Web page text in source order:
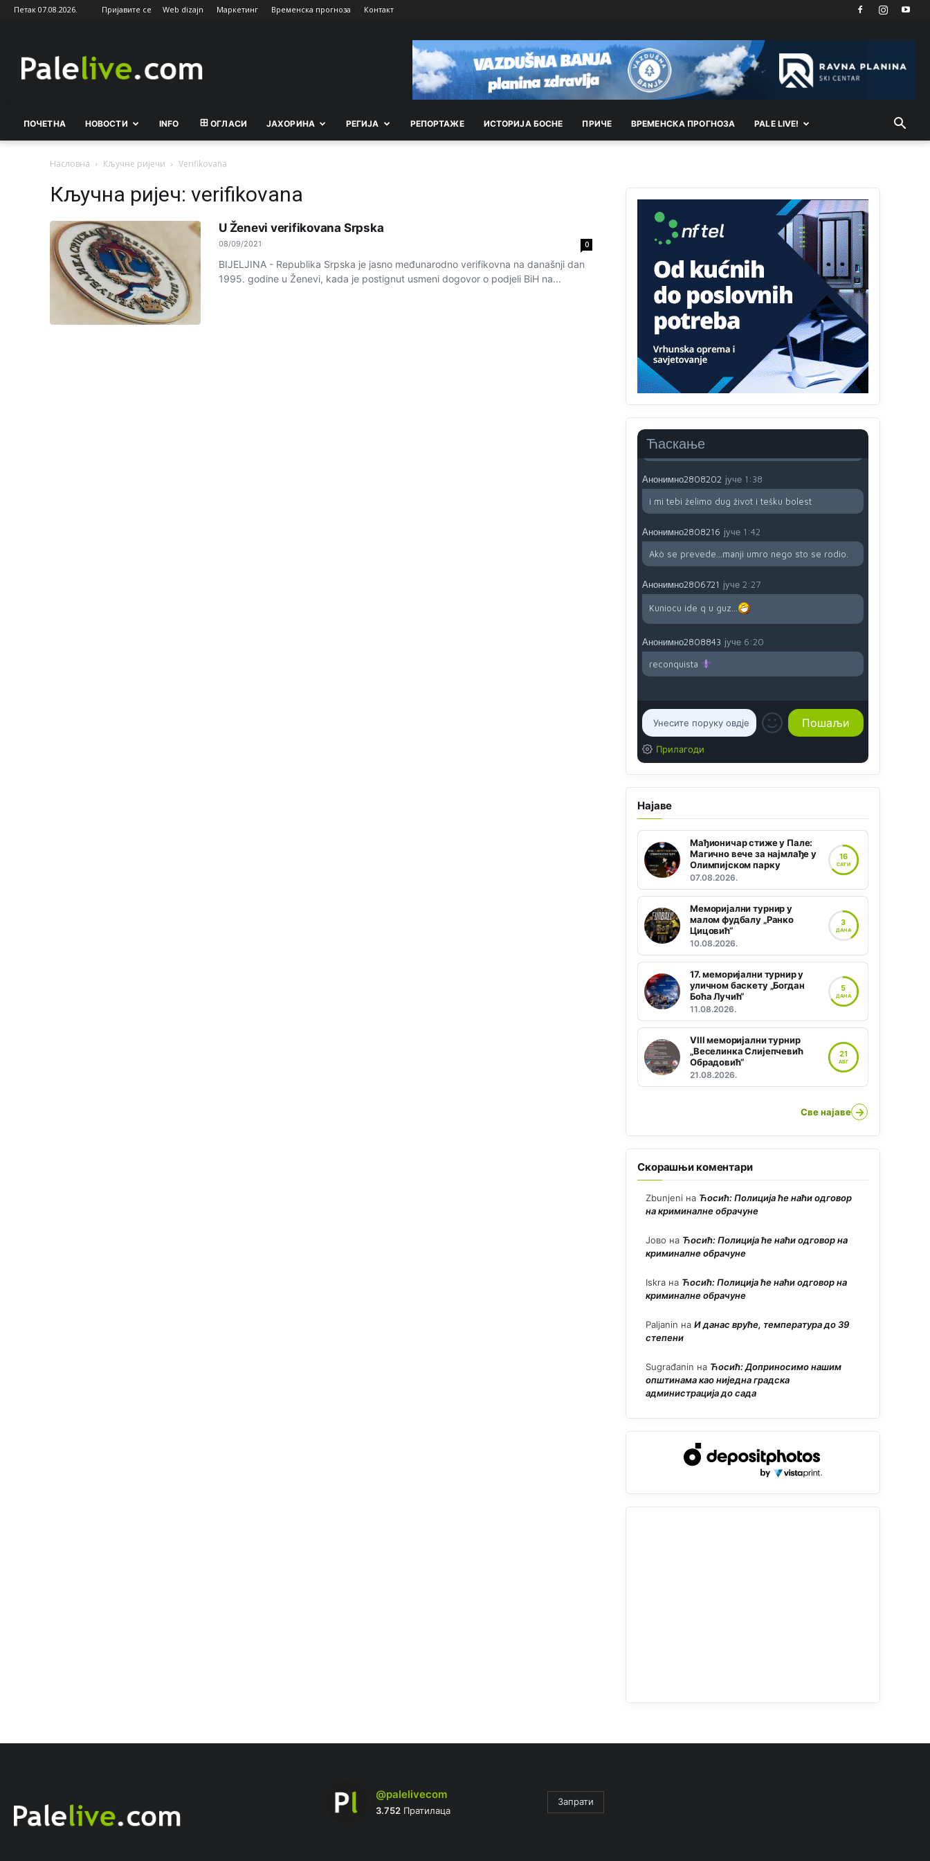
Петак 07.08.2026. Пријавите се Web dizajn Маркетинг Временска прогноза Контакт
ПОЧЕТНА НОВОСТИ INFO ОГЛАСИ ЈАХОРИНА РEГИЈА РEПОРТАЖE ИСТОРИЈА БОСНЕ ПРИЧЕ ВРEМEНСКА ПРОГНОЗА PALE LIVE!
Насловна Кључне ријечи Verifikovana
Кључна ријеч: verifikovana
U Ženevi verifikovana Srpska
08/09/2021 0
BIJELJINA - Republika Srpska je jasno međunarodno verifikovna na današnji dan
1995. godine u Ženevi, kada je postignut usmeni dogovor o podjeli BiH na...
Ћаскање
šalju poštom a da ne dolaze? Kurko
Анонимно2807791 јуче 11:39
БиХ није гласала да је тзв.Косово држава.
Анонимно2807895 јуче 12:16
Drzi pod kontrolom tri stvari jezik,karakter i
ponasanje...Uzivotu brani tri stvari:cast,prijatelja i
zivota iskljuci tri stvari uvredu,neznanje
zavist.Sve dok si ziv gaji tri stvari
dobrotu,pamet i prijateljstvo!!
Анонимно2806721 јуче 12:39
791 BiH nije priznala Kosovo kao nezavisnu
državu jer genocidna tvorevina pravi smetnju a
recimo Srbija je davno
priznala.Na svakom
proizvodu iz Srbije stoji -uvoznik za Kosovo
Анонимно2806721 јуче 12:45
Sve i da se nekim čudom vojska Srbije "vrati" na
koga da brani? A imamo vojsku Kosova kojoj
želimo svako dobro i da se što bolje opreme
Анонимно2808202 јуче 1:38
i mi tebi želimo dug život i tešku bolest
Анонимно2808216 јуче 1:42
Akò se prevede...manji umro nego sto se rodio.
Анонимно2806721 јуче 2:27
Kuniocu ide q u guz...
Анонимно2808843 јуче 6:20
reconquista
Прилагоди
Најаве
Мађионичар стиже у Пале:
Магично вече за најмлађе у
Олимпијском парку
07.08.2026.
16
САТИ
Меморијални турнир у
малом фудбалу „Ранко
Цицовић“
10.08.2026.
3
ДАНА
17. меморијални турнир у
уличном баскету „Богдан
Боћа Лучић“
11.08.2026.
5
ДАНА
VIII меморијални турнир
„Веселинка Слијепчевић
Обрадовић“
21.08.2026.
21
АВГ
Све најаве →
Скорашњи коментари
Zbunjeni на Ћосић: Полиција ће наћи одговор
на криминалне обрачуне
Јово на Ћосић: Полиција ће наћи одговор на
криминалне обрачуне
Iskra на Ћосић: Полиција ће наћи одговор на
криминалне обрачуне
Paljanin на И данас вруће, температура до 39
степени
Sugrađanin на Ћосић: Доприносимо нашим
општинама као ниједна градска
администрација до сада
@palelivecom
3.752Пратилаца
Запрати